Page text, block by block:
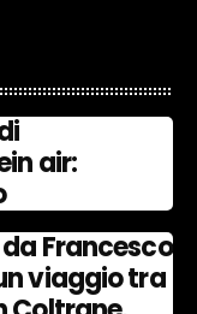
air:
Francesco
viaggio tra